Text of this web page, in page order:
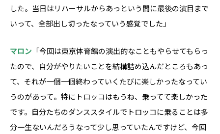
した。当日はリハーサルからあっという間に最後の演目まで
いって、全部出し切ったなっていう感覚でした」
マロン 「今回は東京体育館の演出的なこともやらせてもらっ
たので、自分がやりたいことを結構詰め込んだところもあっ
て、それが一個一個終わっていくたびに楽しかったなってい
うのがあって。特にトロッコはもうね、乗ってて楽しかった
です。自分たちのダンススタイルでトロッコに乗ることは多
分一生ないんだろうなって少し思っていたんですけど、今回